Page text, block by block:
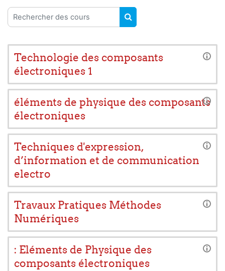
Rechercher des cours
RECHERCHER DES
Technologie des composants
électroniques 1
éléments de physique des composants
électroniques
Techniques d'expression,
d’information et de communication
electro
Travaux Pratiques Méthodes
Numériques
: Eléments de Physique des
composants électroniques